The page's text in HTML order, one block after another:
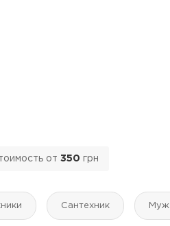
от 350 грн
Сантехник Муж